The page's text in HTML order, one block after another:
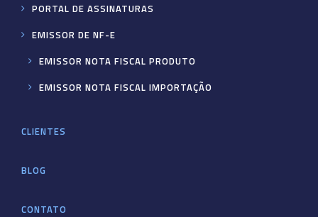
PORTAL DE ASSINATURAS
EMISSOR DE NF-E
EMISSOR NOTA FISCAL PRODUTO
EMISSOR NOTA FISCAL IMPORTAÇÃO
CLIENTES
BLOG
CONTATO